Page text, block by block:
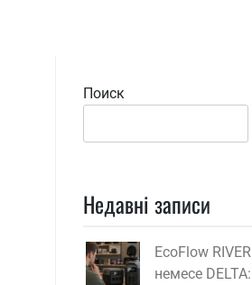
Поиск
Недавні записи
EcoFlow RIVER
немесе DELTA: